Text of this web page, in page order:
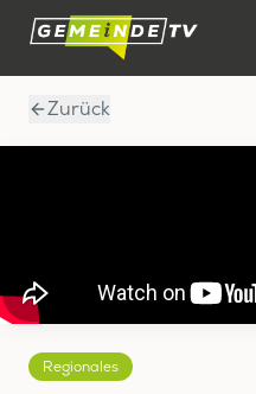
Zurück
Regionales